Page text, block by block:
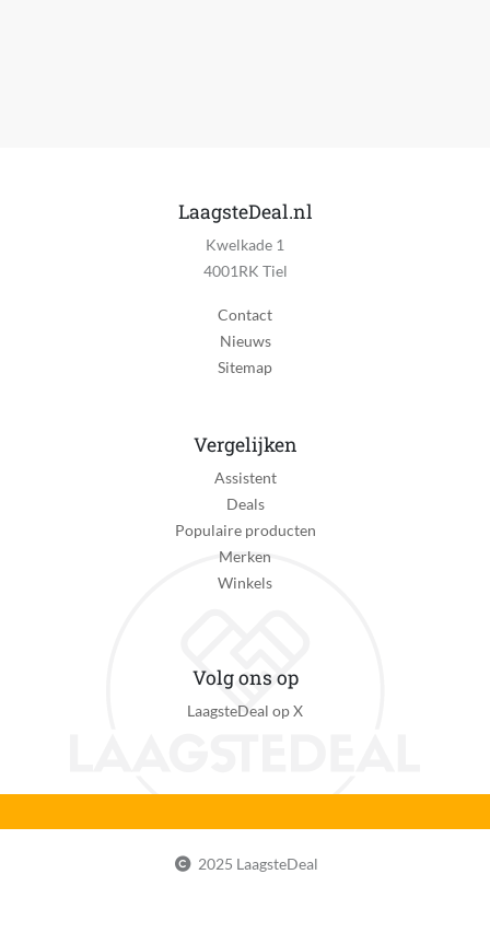
LaagsteDeal.nl
Kwelkade 1
4001RK Tiel
Contact
Nieuws
Sitemap
Vergelijken
Assistent
Deals
Populaire producten
Merken
Winkels
Volg ons op
LaagsteDeal op X
2025 LaagsteDeal